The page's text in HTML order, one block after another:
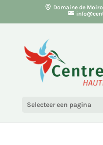
Domaine de
Selecteer een pagina